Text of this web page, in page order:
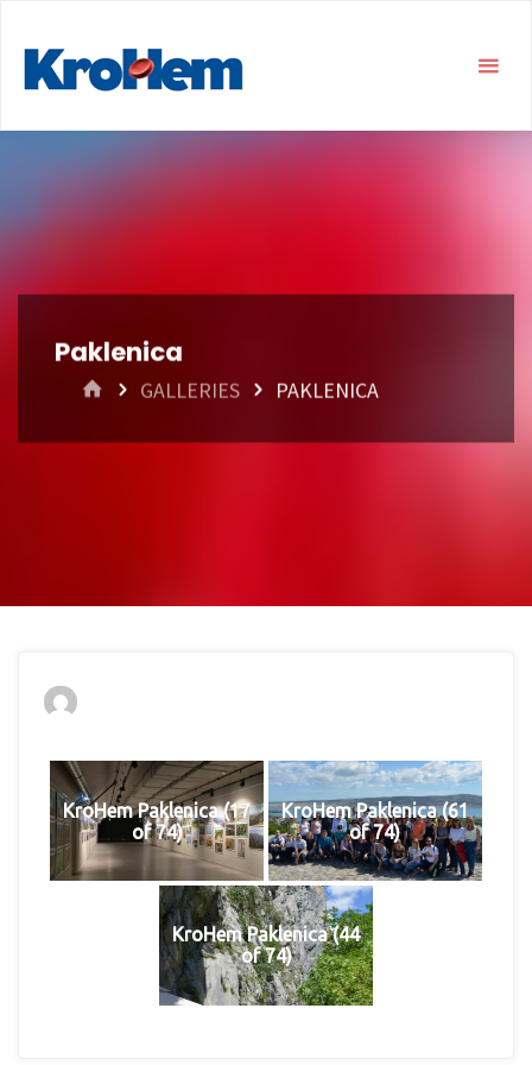
Paklenica
HOMEGALLERIES PAKLENICA
KroHem Paklenica (17
of 74)
KroHem Paklenica (61
of 74)
KroHem Paklenica (44
of 74)